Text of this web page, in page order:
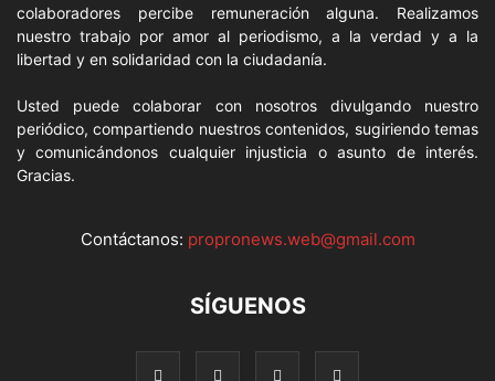
colaboradores percibe remuneración alguna. Realizamos
nuestro trabajo por amor al periodismo, a la verdad y a la
libertad y en solidaridad con la ciudadanía.
Usted puede colaborar con nosotros divulgando nuestro
periódico, compartiendo nuestros contenidos, sugiriendo temas
y comunicándonos cualquier injusticia o asunto de interés.
Gracias.
Contáctanos: propronews.web@gmail.com
SÍGUENOS